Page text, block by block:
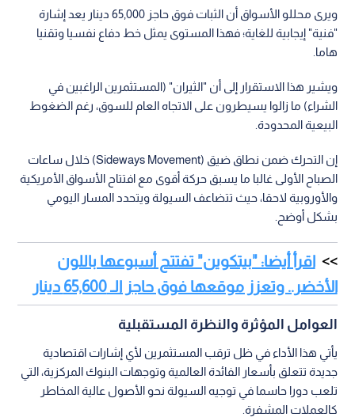
ويرى محللو الأسواق أن الثبات فوق حاجز 65,000 دينار يعد إشارة
"فنية" إيجابية للغاية؛ فهذا المستوى يمثل خط دفاع نفسيا وتقنيا
هاما.
ويشير هذا الاستقرار إلى أن "الثيران" (المستثمرين الراغبين في
الشراء) ما زالوا يسيطرون على الاتجاه العام للسوق، رغم الضغوط
البيعية المحدودة.
إن التحرك ضمن نطاق ضيق (Sideways Movement) خلال ساعات
الصباح الأولى غالبا ما يسبق حركة أقوى مع افتتاح الأسواق الأمريكية
والأوروبية لاحقا، حيث تتضاعف السيولة ويتحدد المسار اليومي
بشكل أوضح.
اقرأ أيضا: "بيتكوين" تفتتح أسبوعها باللون
الأخضر.. وتعزز موقعها فوق حاجز الـ 65,600 دينار
العوامل المؤثرة والنظرة المستقبلية
يأتي هذا الأداء في ظل ترقب المستثمرين لأي إشارات اقتصادية
جديدة تتعلق بأسعار الفائدة العالمية وتوجهات البنوك المركزية، التي
تلعب دورا حاسما في توجيه السيولة نحو الأصول عالية المخاطر
كالعملات المشفرة.